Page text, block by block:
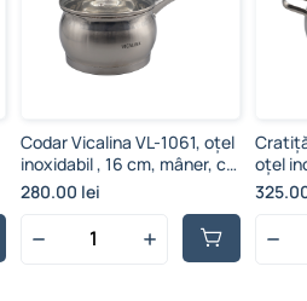
Codar Vicalina VL-1061, oțel
inoxidabil , 16 cm, mâner, cu
capac, 2.1 L
280.00 lei
oțel